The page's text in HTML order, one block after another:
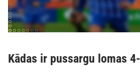
Kādas ir pussargu lomas